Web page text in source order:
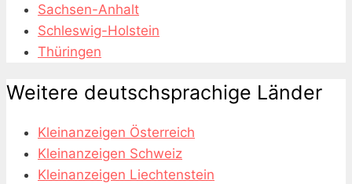
Sachsen-Anhalt
Schleswig-Holstein
Thüringen
Weitere deutschsprachige Länder
Kleinanzeigen Österreich
Kleinanzeigen Schweiz
Kleinanzeigen Liechtenstein